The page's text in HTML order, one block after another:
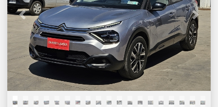
Previous Next